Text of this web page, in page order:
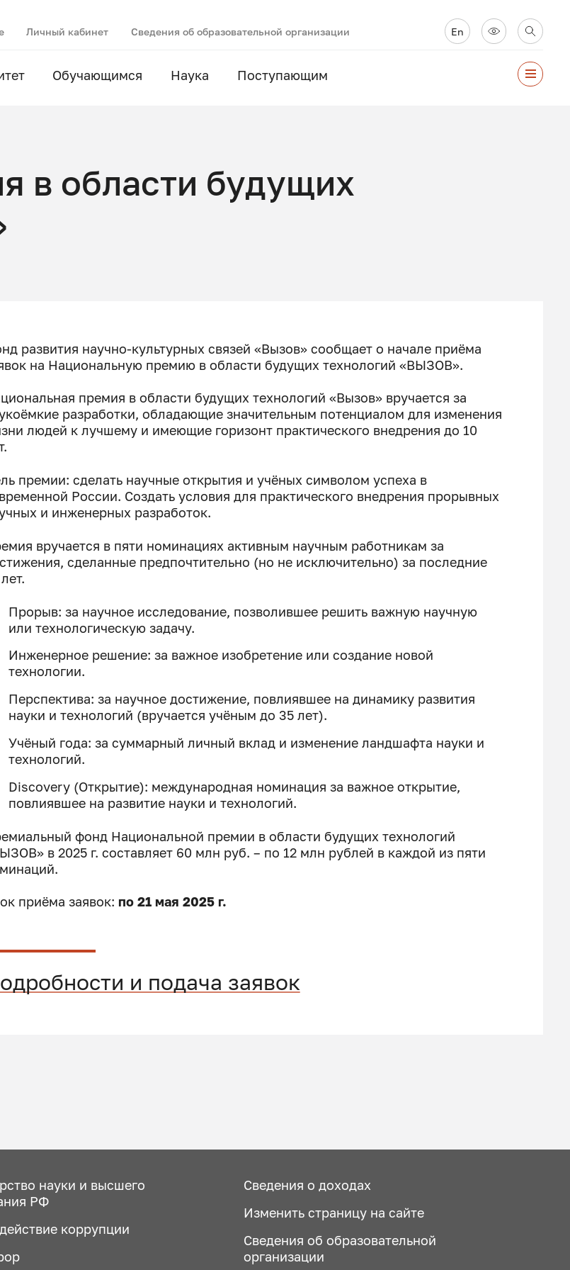
Личный кабинет Сведения об образовательной организации En
Обучающимся Наука Поступающим
в области будущих
развития научно-культурных связей «Вызов» сообщает о начале приёма
на Национальную премию в области будущих технологий «ВЫЗОВ».
премия в области будущих технологий «Вызов» вручается за
разработки, обладающие значительным потенциалом для изменения
людей к лучшему и имеющие горизонт практического внедрения до 10
премии: сделать научные открытия и учёных символом успеха в
России. Создать условия для практического внедрения прорывных
и инженерных разработок.
вручается в пяти номинациях активным научным работникам за
сделанные предпочтительно (но не исключительно) за последние
Прорыв: за научное исследование, позволившее решить важную научную
или технологическую задачу.
Инженерное решение: за важное изобретение или создание новой
технологии.
Перспектива: за научное достижение, повлиявшее на динамику развития
науки и технологий (вручается учёным до 35 лет).
Учёный года: за суммарный личный вклад и изменение ландшафта науки и
технологий.
Discovery (Открытие): международная номинация за важное открытие,
повлиявшее на развитие науки и технологий.
фонд Национальной премии в области будущих технологий
в 2025 г. составляет 60 млн руб. – по 12 млн рублей в каждой из пяти
приёма заявок: по 21 мая 2025 г.
и подача заявок
науки и высшего
РФ
коррупции
Сведения о доходах
Изменить страницу на сайте
Сведения об образовательной
организации